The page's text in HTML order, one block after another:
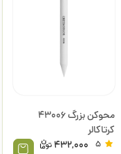
محوکن بزرگ 43006
کرتاکالر
5
432,000